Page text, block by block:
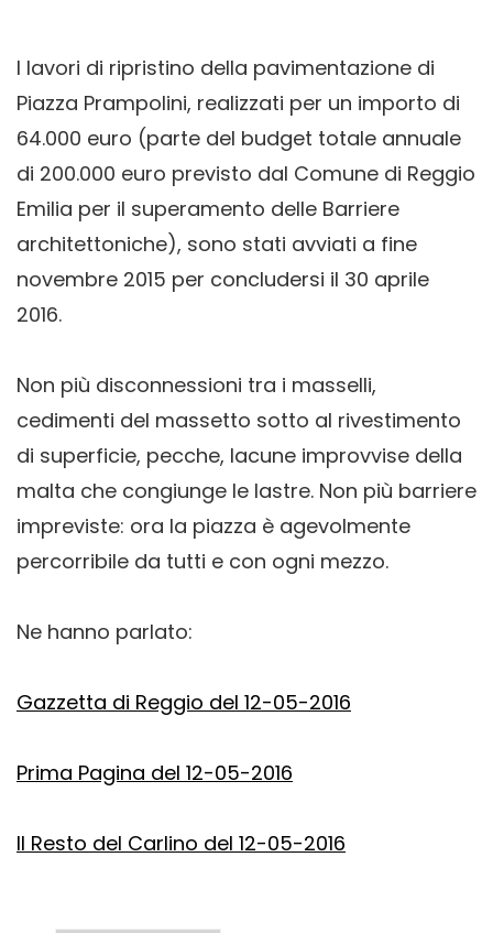
I lavori di ripristino della pavimentazione di
Piazza Prampolini, realizzati per un importo di
64.000 euro (parte del budget totale annuale
di 200.000 euro previsto dal Comune di Reggio
Emilia per il superamento delle Barriere
architettoniche), sono stati avviati a fine
novembre 2015 per concludersi il 30 aprile
2016.
Non più disconnessioni tra i masselli,
cedimenti del massetto sotto al rivestimento
di superficie, pecche, lacune improvvise della
malta che congiunge le lastre. Non più barriere
impreviste: ora la piazza è agevolmente
percorribile da tutti e con ogni mezzo.
Ne hanno parlato:
Gazzetta di Reggio del 12-05-2016
Prima Pagina del 12-05-2016
Il Resto del Carlino del 12-05-2016